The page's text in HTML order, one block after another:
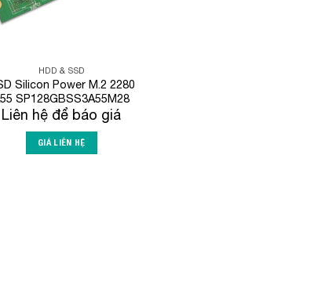
HDD & SSD
Silicon Power M.2 2280
SP128GBSS3A55M28
Liên hệ để báo giá
GIÁ LIÊN HỆ